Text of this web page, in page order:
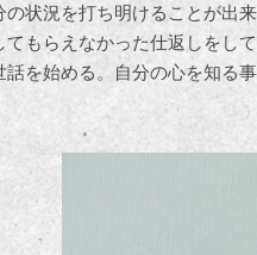
状況を打ち明けることが出
てもらえなかった仕返しをし
話を始める。自分の心を知る